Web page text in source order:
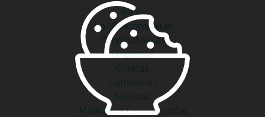
Inicio
La Mancomunitat
Candidatos/as
Empresas
Ofertas
Formación
Noticias
Manual de uso del portal